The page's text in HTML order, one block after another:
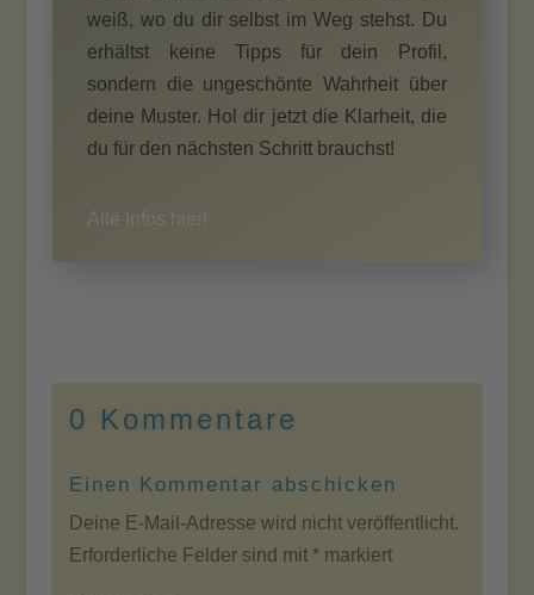
weiß, wo du dir selbst im Weg stehst. Du
erhältst keine Tipps für dein Profil,
sondern die ungeschönte Wahrheit über
deine Muster. Hol dir jetzt die Klarheit, die
du für den nächsten Schritt brauchst!
Alle Infos hier!
0 Kommentare
Einen Kommentar abschicken
Deine E-Mail-Adresse wird nicht veröffentlicht.
Erforderliche Felder sind mit *markiert